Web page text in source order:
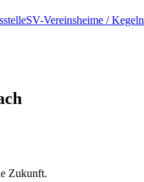
SV-Vereinsheime / Kegeln
Zukunft.